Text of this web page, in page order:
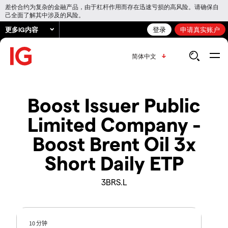
差价合约为复杂的金融产品，由于杠杆作用而存在迅速亏损的高风险。请确保自
己全面了解其中涉及的风险。
更多IG内容 登录 申请真实账户
简体中文
Boost Issuer Public
Limited Company -
Boost Brent Oil 3x
Short Daily ETP
3BRS.L
10 分钟